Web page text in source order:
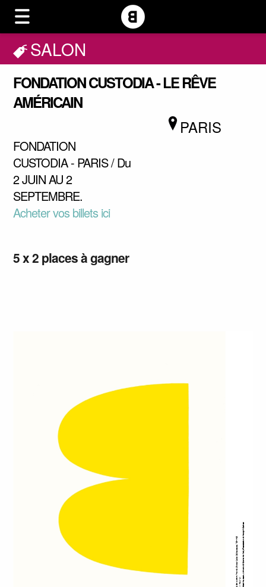
SALON
FONDATION CUSTODIA - LE RÊVE
AMÉRICAIN
PARIS
FONDATION
CUSTODIA - PARIS / Du
2 JUIN AU 2
SEPTEMBRE.
Acheter vos billets ici
5 x 2 places à gagner